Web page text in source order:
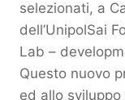
selezionati, a
dell’UnipolSai
Lab –
Questo nuovo
ed allo